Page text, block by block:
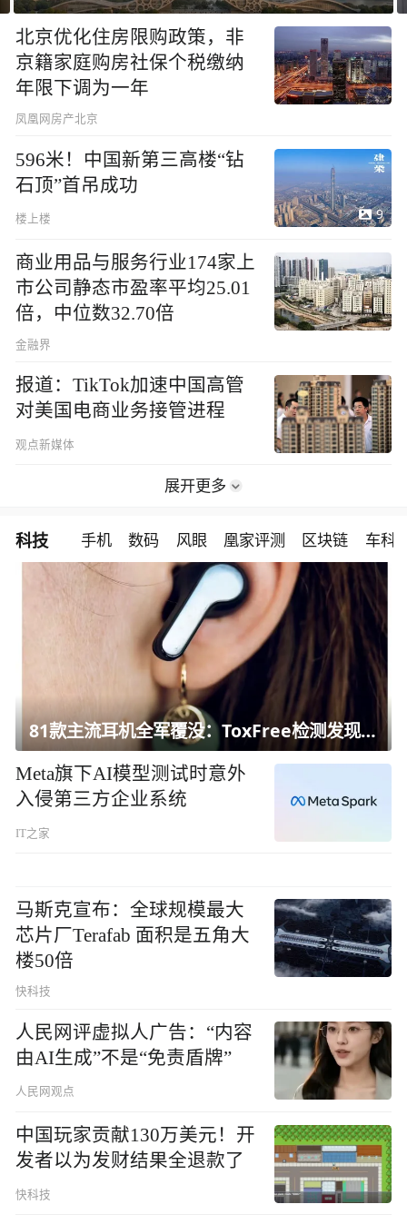
北京优化住房限购政策，非
京籍家庭购房社保个税缴纳
年限下调为一年
凤凰网房产北京
596米！中国新第三高楼“钻
石顶”首吊成功
楼上楼 9
商业用品与服务行业174家上
市公司静态市盈率平均25.01
倍，中位数32.70倍
金融界
报道：TikTok加速中国高管
对美国电商业务接管进程
观点新媒体
展开更多
科技 手机 数码 风眼 凰家评测 区块链 车科
81款主流耳机全军覆没：ToxFree检测发现均含对人体有害化学物质
Meta旗下AI模型测试时意外
入侵第三方企业系统
IT之家
马斯克宣布：全球规模最大
芯片厂Terafab 面积是五角大
楼50倍
快科技
人民网评虚拟人广告：“内容
由AI生成”不是“免责盾牌”
人民网观点
中国玩家贡献130万美元！开
发者以为发财结果全退款了
快科技